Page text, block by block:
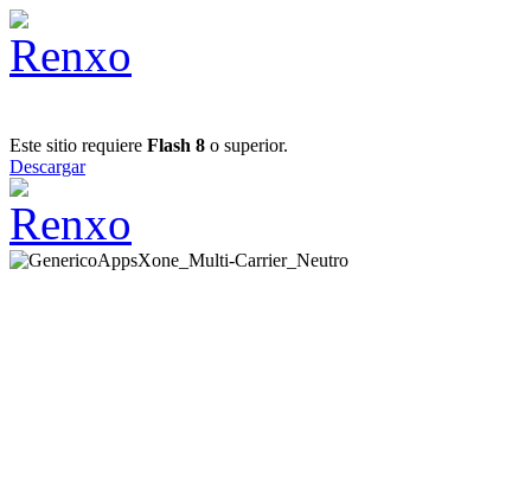
Este sitio requiere Flash 8 o superior.
Descargar